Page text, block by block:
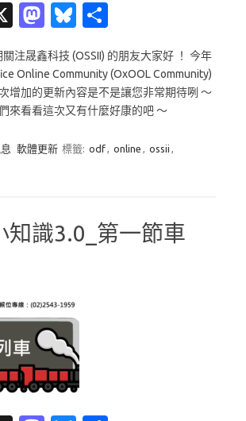
X
M
t
o
d
o
Bl
es
k
y
注晟鑫科技 (OSSII) 的朋友大家好 ！ 今年
Online Community (OxOOL Community)
增加的更新內容是不是讓您非常期待咧 ～
來看看這次又有什麼好康的吧 ～
軟體更新 標籤: odf, online , ossii ,
知識3.0_第一節車